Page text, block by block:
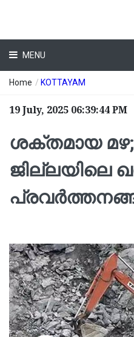
MENU
Home / KOTTAYAM
19 July, 2025 06:39:44 PM
ശക്തമായ മഴ;
ജില്ലയിലെ